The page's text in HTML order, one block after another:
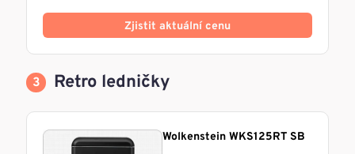
Zjistit aktuální cenu
Retro ledničky
Wolkenstein WKS125RT SB